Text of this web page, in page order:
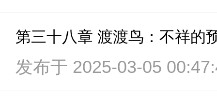
第三十八章 渡渡鸟：不祥的
发布于 2025-03-05